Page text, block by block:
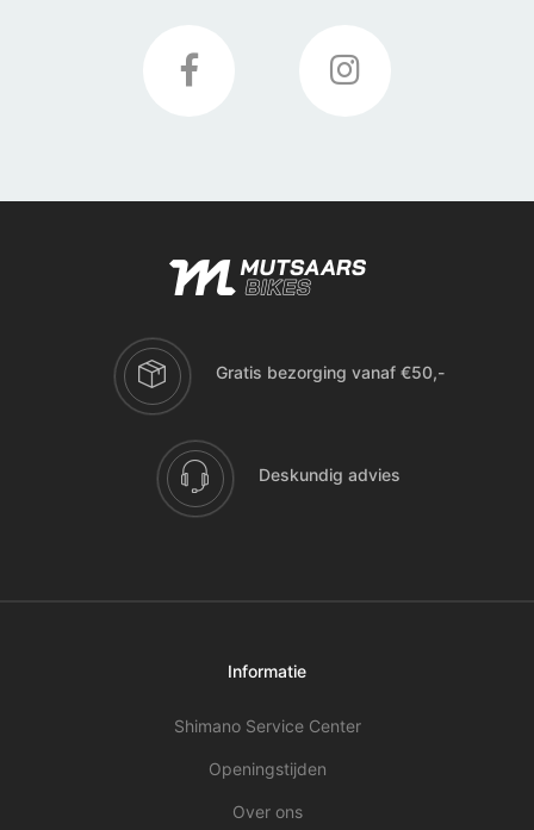
Gratis bezorging vanaf €50,-
Deskundig advies
Informatie
Shimano Service Center
Openingstijden
Over ons